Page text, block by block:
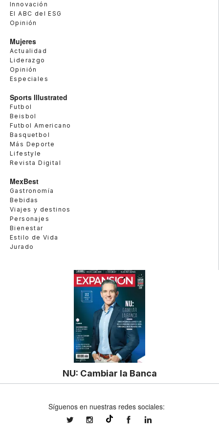
Innovación
El ABC del ESG
Opinión
Mujeres
Actualidad
Liderazgo
Opinión
Especiales
Sports Illustrated
Futbol
Beisbol
Futbol Americano
Basquetbol
Más Deporte
Lifestyle
Revista Digital
MexBest
Gastronomía
Bebidas
Viajes y destinos
Personajes
Bienestar
Estilo de Vida
Jurado
NU: Cambiar la Banca
Síguenos en nuestras redes sociales:
expansionmxexpansionmx ExpansionMex